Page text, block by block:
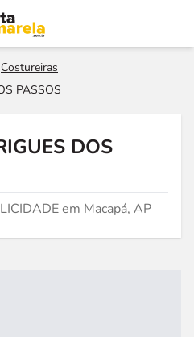
Costureiras
PASSOS
DOS
em Macapá, AP